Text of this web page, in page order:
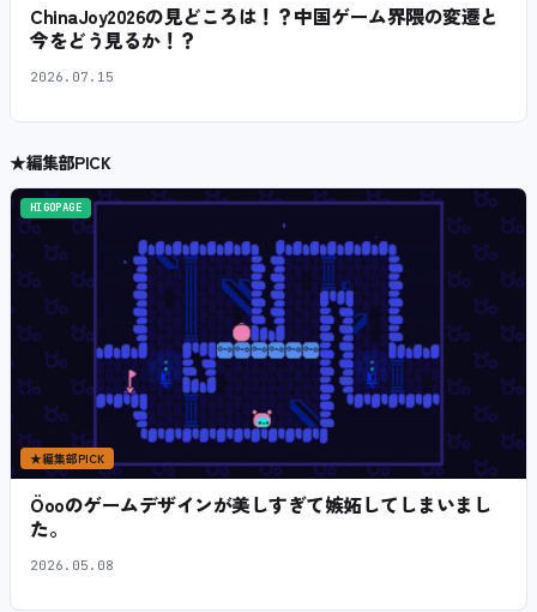
ChinaJoy2026の見どころは！？中国ゲーム界隈の変遷と
今をどう見るか！？
2026.07.15
★編集部PICK
HIGOPAGE
★編集部PICK
Öooのゲームデザインが美しすぎて嫉妬してしまいまし
た。
2026.05.08